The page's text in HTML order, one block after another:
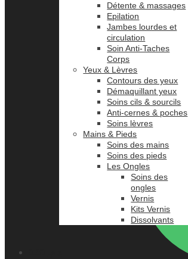
Détente & massages
Epilation
Jambes lourdes et
circulation
Soin Anti-Taches
Corps
Yeux & Lèvres
Contours des yeux
Démaquillant yeux
Soins cils & sourcils
Anti-cernes & poches
Soins lèvres
Mains & Pieds
Soins des mains
Soins des pieds
Les Ongles
Soins des
ongles
Vernis
Kits Vernis
Dissolvants